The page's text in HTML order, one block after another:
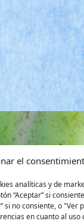
el
analíticas y de
“Aceptar” si
si no consiente, o "Ver
en cuanto al uso